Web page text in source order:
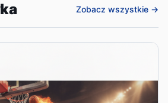
Zobacz wszystkie →